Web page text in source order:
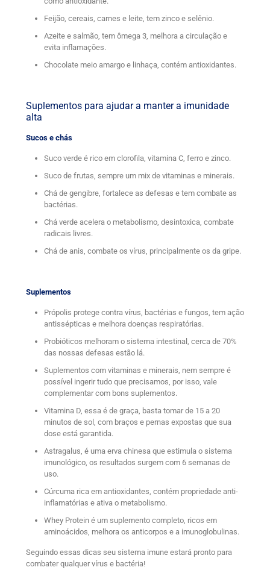
Feijão, cereais, carnes e leite, tem zinco e selênio.
Azeite e salmão, tem ômega 3, melhora a circulação e
evita inflamações.
Chocolate meio amargo e linhaça, contém antioxidantes.
Suplementos para ajudar a manter a imunidade
alta
Sucos e chás
Suco verde é rico em clorofila, vitamina C, ferro e zinco.
Suco de frutas, sempre um mix de vitaminas e minerais.
Chá de gengibre, fortalece as defesas e tem combate as
bactérias.
Chá verde acelera o metabolismo, desintoxica, combate
radicais livres.
Chá de anis, combate os vírus, principalmente os da gripe.
Suplementos
Própolis protege contra vírus, bactérias e fungos, tem ação
antissépticas e melhora doenças respiratórias.
Probióticos melhoram o sistema intestinal, cerca de 70%
das nossas defesas estão lá.
Suplementos com vitaminas e minerais, nem sempre é
possível ingerir tudo que precisamos, por isso, vale
complementar com bons suplementos.
Vitamina D, essa é de graça, basta tomar de 15 a 20
minutos de sol, com braços e pernas expostas que sua
dose está garantida.
Astragalus, é uma erva chinesa que estimula o sistema
imunológico, os resultados surgem com 6 semanas de
uso.
Cúrcuma rica em antioxidantes, contém propriedade anti-
inflamatórias e ativa o metabolismo.
Whey Protein é um suplemento completo, ricos em
aminoácidos, melhora os anticorpos e a imunoglobulinas.
Seguindo essas dicas seu sistema imune estará pronto para
combater qualquer vírus e bactéria!